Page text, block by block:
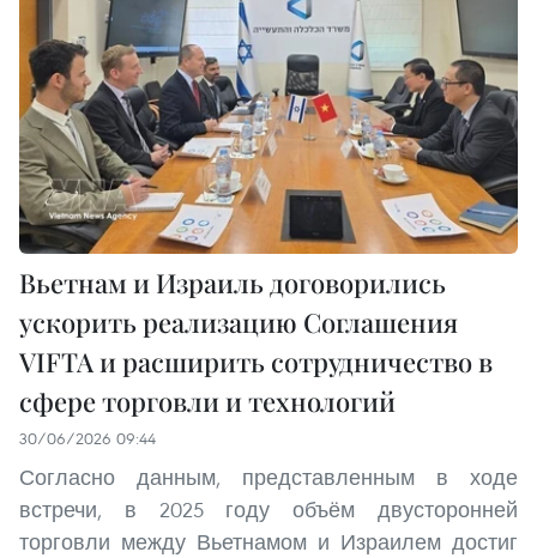
Вьетнам и Израиль договорились
ускорить реализацию Соглашения
VIFTA и расширить сотрудничество в
сфере торговли и технологий
30/06/2026 09:44
Согласно данным, представленным в ходе
встречи, в 2025 году объём двусторонней
торговли между Вьетнамом и Израилем достиг